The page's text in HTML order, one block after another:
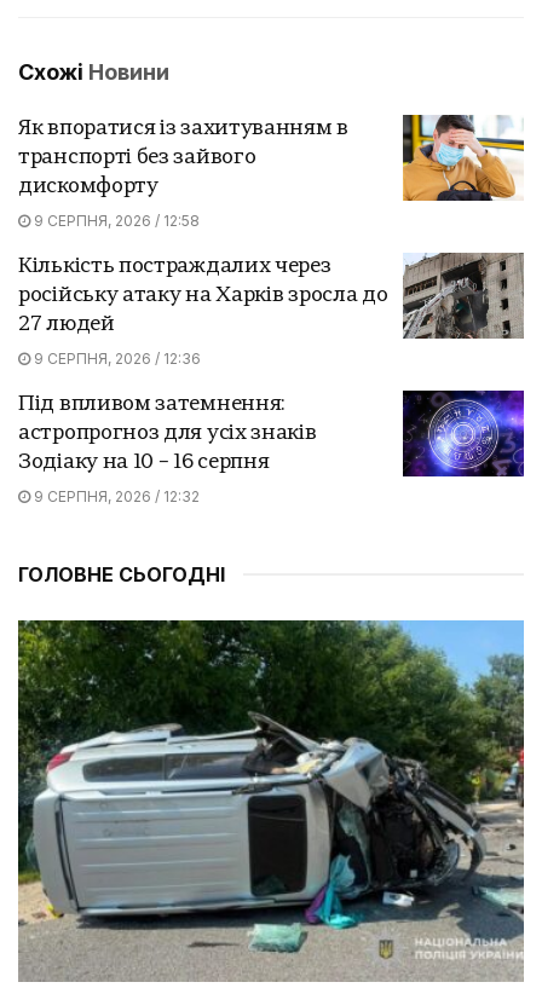
Схожі Новини
Як впоратися із захитуванням в
транспорті без зайвого
дискомфорту
9 СЕРПНЯ, 2026 / 12:58
Кількість постраждалих через
російську атаку на Харків зросла до
27 людей
9 СЕРПНЯ, 2026 / 12:36
Під впливом затемнення:
астропрогноз для усіх знаків
Зодіаку на 10 – 16 серпня
9 СЕРПНЯ, 2026 / 12:32
ГОЛОВНЕ СЬОГОДНІ